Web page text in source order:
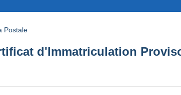
Postale
d'Immatriculation